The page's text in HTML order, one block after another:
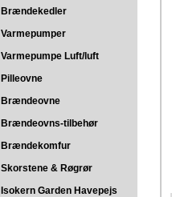
Brændekedler
Varmepumper
Varmepumpe Luft/luft
Pilleovne
Brændeovne
Brændeovns-tilbehør
Brændekomfur
Skorstene & Røgrør
Isokern Garden Havepejs